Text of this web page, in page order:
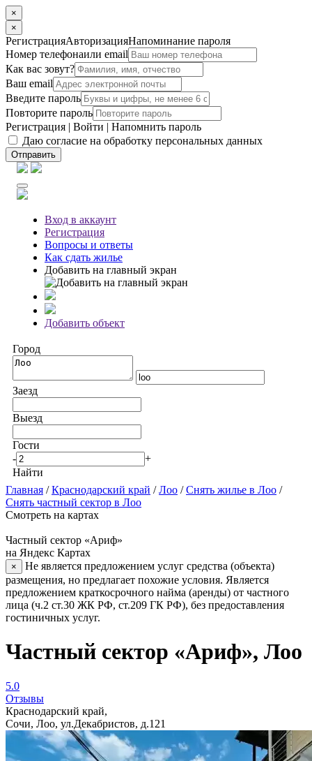
×
×
РегистрацияАвторизацияНапоминание пароля
Номер телефонаили email
Как вас зовут?
Ваш email
Введите пароль
Повторите пароль
Регистрация | Войти | Напомнить пароль
Даю согласие на обработку персональных данных
Отправить
Вход в аккаунт
Регистрация
Вопросы и ответы
Как сдать жилье
Добавить на главный экран
Добавить объект
Город
Заезд
Выезд
Гости
-
+
Найти
Главная /Краснодарский край /Лоо /Снять жилье в Лоо /
Снять частный сектор в Лоо
Смотреть на картах
Частный сектор «Ариф»
на Яндекс Картах
×
Не является предложением услуг средства (объекта)
размещения, но предлагает похожие условия. Является
предложением краткосрочного найма (аренды) от частного
лица (ч.2 ст.30 ЖК РФ, ст.209 ГК РФ), без предоставления
гостиничных услуг.
Частный сектор «Ариф», Лоо
5.0
Отзывы
Краснодарский край,
Сочи, Лоо, ул.Декабристов, д.121